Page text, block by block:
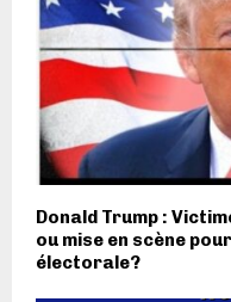
Donald Trump :
ou mise en scène
électorale?